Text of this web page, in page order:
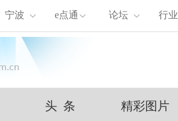
宁波 e点通 论坛 行业
头 条 精彩图片